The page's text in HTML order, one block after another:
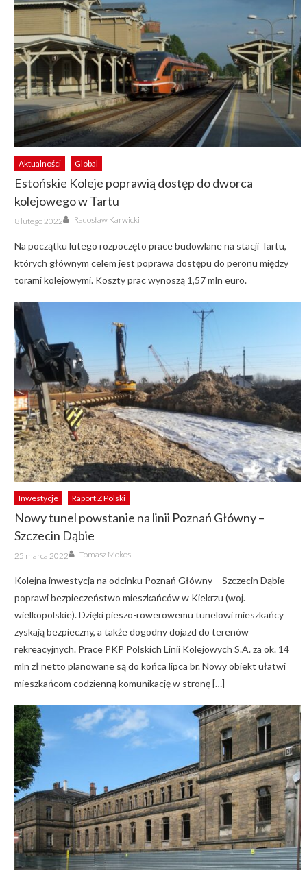
Aktualności Global
Estońskie Koleje poprawią dostęp do dworca
kolejowego w Tartu
Posted
on
8 lutego 2022 Author
Radosław Karwicki
Na początku lutego rozpoczęto prace budowlane na stacji Tartu,
których głównym celem jest poprawa dostępu do peronu między
torami kolejowymi. Koszty prac wynoszą 1,57 mln euro.
Inwestycje Raport Z Polski
Nowy tunel powstanie na linii Poznań Główny –
Szczecin Dąbie
Posted
on
25 marca 2022 Author
Tomasz Mokos
Kolejna inwestycja na odcinku Poznań Główny – Szczecin Dąbie
poprawi bezpieczeństwo mieszkańców w Kiekrzu (woj.
wielkopolskie). Dzięki pieszo-rowerowemu tunelowi mieszkańcy
zyskają bezpieczny, a także dogodny dojazd do terenów
rekreacyjnych. Prace PKP Polskich Linii Kolejowych S.A. za ok. 14
mln zł netto planowane są do końca lipca br. Nowy obiekt ułatwi
mieszkańcom codzienną komunikację w stronę […]